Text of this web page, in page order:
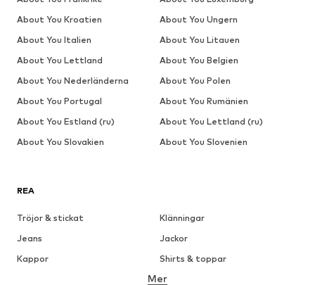
REA
Tröjor & stickat
Klänningar
Jeans
Jackor
Kappor
Shirts & toppar
Underkläder
Mer
About You Kroatien
About You Ungern
About You Italien
About You Litauen
About You Lettland
About You Belgien
About You Nederländerna
About You Polen
About You Portugal
About You Rumänien
About You Estland (ru)
About You Lettland (ru)
About You Slovakien
About You Slovenien